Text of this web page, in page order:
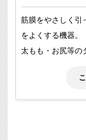
筋膜をやさしく引
をよくする機器。
太もも・お尻等の